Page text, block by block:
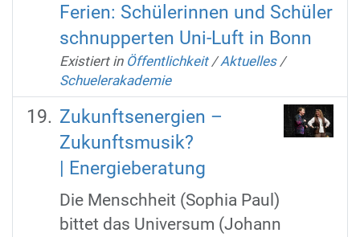
Ferien: Schülerinnen und Schüler
schnupperten Uni-Luft in Bonn
Existiert in Öffentlichkeit /Aktuelles /
Schuelerakademie
Zukunftsenergien –
Zukunftsmusik?
| Energieberatung
Die Menschheit (Sophia Paul)
bittet das Universum (Johann